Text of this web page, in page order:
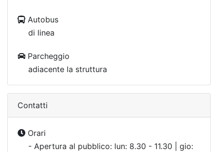
Autobus
di linea
Parcheggio
adiacente la struttura
Contatti
Orari
- Apertura al pubblico: lun: 8.30 - 11.30 | gio: